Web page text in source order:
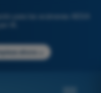
para los exámenes AESA
ahora